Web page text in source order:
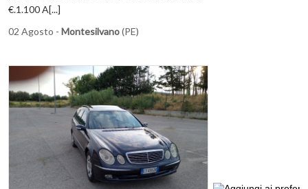
€.1.100 A[...]
02 Agosto - Montesilvano(PE)